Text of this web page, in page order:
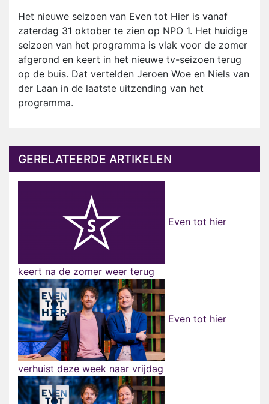
Het nieuwe seizoen van Even tot Hier is vanaf
zaterdag 31 oktober te zien op NPO 1. Het huidige
seizoen van het programma is vlak voor de zomer
afgerond en keert in het nieuwe tv-seizoen terug
op de buis. Dat vertelden Jeroen Woe en Niels van
der Laan in de laatste uitzending van het
programma.
GERELATEERDE ARTIKELEN
Even tot hier
keert na de zomer weer terug
Even tot hier
verhuist deze week naar vrijdag